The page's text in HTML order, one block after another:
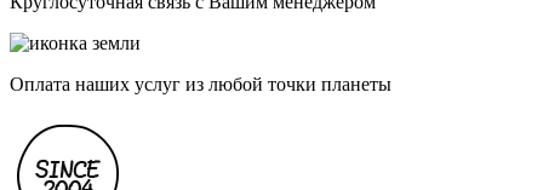
Оплата наших услуг из любой точки планеты